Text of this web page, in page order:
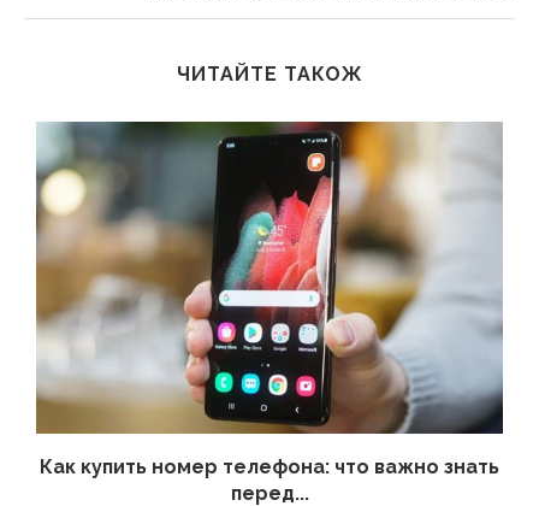
ЧИТАЙТЕ ТАКОЖ
Как купить номер телефона: что важно знать
перед...